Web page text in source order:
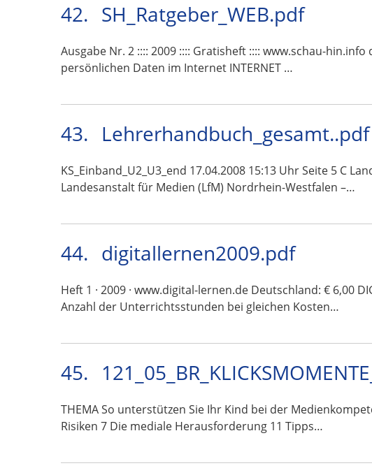
42. SH_Ratgeber_WEB.pdf
Ausgabe Nr. 2 :::: 2009 :::: Gratisheft :::: www.schau-
persönlichen Daten im Internet INTERNET …
43. Lehrerhandbuch_gesamt..pdf
KS_Einband_U2_U3_end 17.04.2008 15:13 Uhr Seite 5 C
Landesanstalt für Medien (LfM) Nordrhein-Westfalen –…
44. digitallernen2009.pdf
Heft 1 · 2009 · www.digital-lernen.de Deutschland: € 6,00
Anzahl der Unterrichtsstunden bei gleichen Kosten…
45.
THEMA So unterstützen Sie Ihr Kind bei der
Risiken 7 Die mediale Herausforderung 11 Tipps…